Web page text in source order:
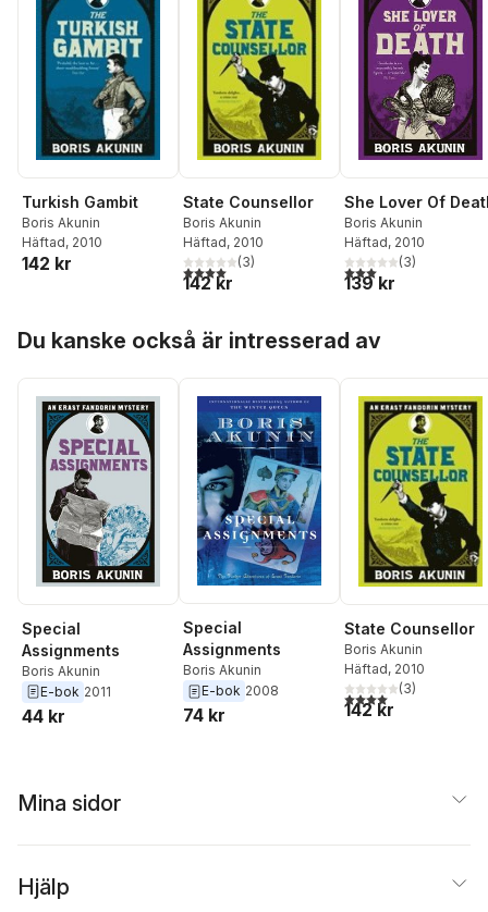
Turkish Gambit
Boris Akunin
Häftad, 2010
142 kr
State Counsellor
Boris Akunin
Häftad, 2010
4,0utav 5 stjärnor. Totalt antal röster:
(3)
142 kr
She Lover Of
Boris Akunin
Häftad, 2010
3,0utav 5 stjärnor.
(3)
139 kr
Du kanske också är intresserad av
Special
Assignments
Boris Akunin
E-bok 2011
44 kr
Special
Assignments
Boris Akunin
E-bok 2008
74 kr
State Counsellor
Boris Akunin
Häftad, 2010
4,0utav 5 stjärnor.
(3)
142 kr
Mina sidor
Hjälp